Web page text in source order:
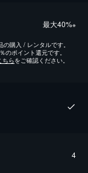
最⼤40%※
購入 / レンタルです。
ポイント還元です。
ちらをご確認ください。
4